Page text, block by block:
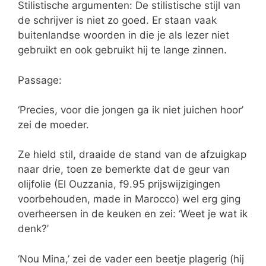
Stilistische argumenten: De stilistische stijl van
de schrijver is niet zo goed. Er staan vaak
buitenlandse woorden in die je als lezer niet
gebruikt en ook gebruikt hij te lange zinnen.
Passage:
‘Precies, voor die jongen ga ik niet juichen hoor’
zei de moeder.
Ze hield stil, draaide de stand van de afzuigkap
naar drie, toen ze bemerkte dat de geur van
olijfolie (El Ouzzania, f9.95 prijswijzigingen
voorbehouden, made in Marocco) wel erg ging
overheersen in de keuken en zei: ‘Weet je wat ik
denk?’
‘Nou Mina,’ zei de vader een beetje plagerig (hij